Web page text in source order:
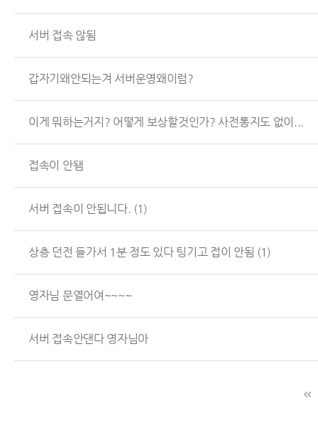
서버 접속 않됨
갑자기왜안되는겨 서버운영왜이럼?
이게 뭐하는거지? 어떻게 보상할것인가? 사전통지도 없이...
접속이 안됌
서버 접속이 안됩니다. (1)
상층 던전 들가서 1분 정도 있다 팅기고 접이 안됨 (1)
영자님 문열어여~~~~
서버 접속안댄다 영자님아